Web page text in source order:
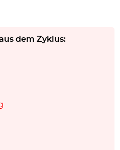
dem Zyklus: